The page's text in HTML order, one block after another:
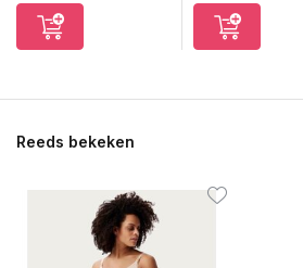
Reeds bekeken